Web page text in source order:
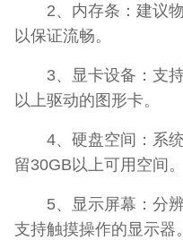
2、内存条：建议物
以保证流畅。
3、显卡设备：支持
以上驱动的图形卡。
4、硬盘空间：系统
留30GB以上可用空间。
5、显示屏幕：分辨
支持触摸操作的显示器。